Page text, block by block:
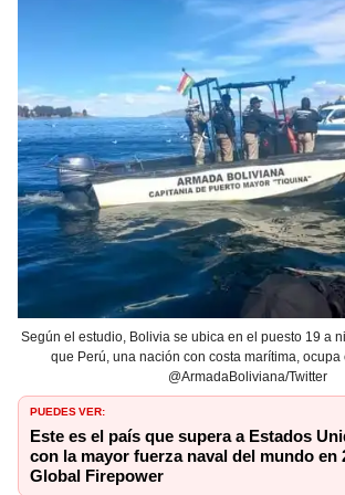
Según el estudio, Bolivia se ubica en el puesto 19 a
que Perú, una nación con costa marítima, ocupa
@ArmadaBoliviana/Twitter
PUEDES VER:
Este es el país que supera a Estados
con la mayor fuerza naval del mundo en
Global Firepower